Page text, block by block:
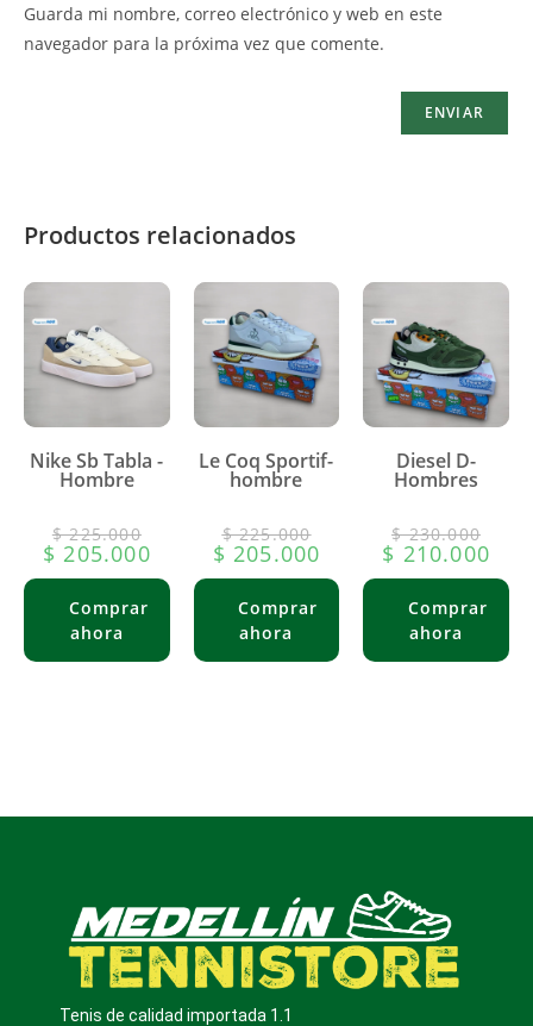
Guarda mi nombre, correo electrónico y web en este
navegador para la próxima vez que comente.
Productos relacionados
Nike Sb Tabla -
Hombre
$225.000
$ 205.000
Le Coq Sportif-
hombre
$225.000
$ 205.000
Diesel D-
Hombres
$230.000
$ 210.000
Tenis de calidad importada 1.1